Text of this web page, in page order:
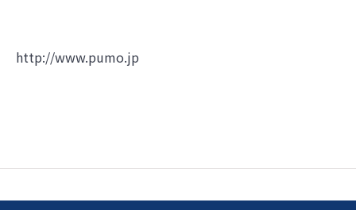
http://www.pumo.jp